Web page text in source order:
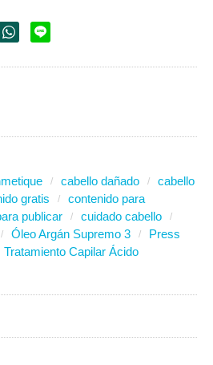
cabello dañado
cabello
gratis
contenido para
publicar
cuidado cabello
Óleo Argán Supremo 3
Press
Tratamiento Capilar Ácido